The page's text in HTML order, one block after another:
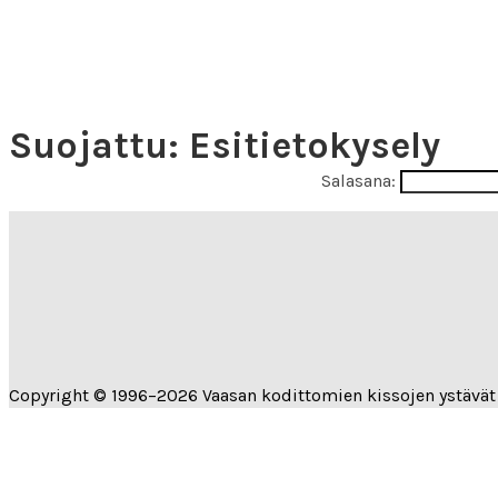
Suojattu: Esitietokysely
Tämä sisältö on
Salasana:
Copyright © 1996–2026 Vaasan kodittomien kissojen ystävät